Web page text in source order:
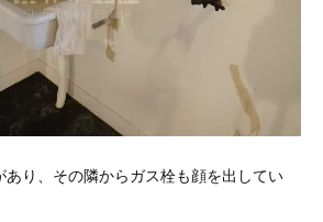
あり、その隣からガス栓も顔を出してい